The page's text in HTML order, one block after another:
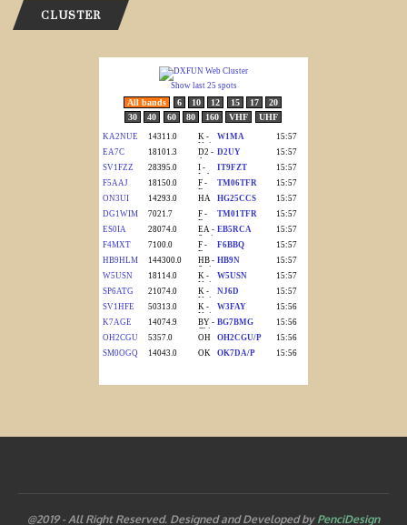
CLUSTER
@2019 - All Right Reserved. Designed and Developed by PenciDesign